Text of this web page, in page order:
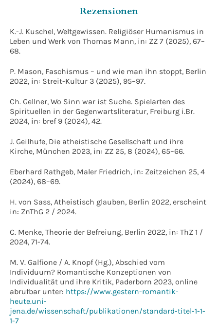
Rezensionen
K.-J. Kuschel, Weltgewissen. Religiöser Humanismus in
Leben und Werk von Thomas Mann, in: ZZ 7 (2025), 67–
68.
P. Mason, Faschismus – und wie man ihn stoppt, Berlin
2022, in: Streit-Kultur 3 (2025), 95–97.
Ch. Gellner, Wo Sinn war ist Suche. Spielarten des
Spirituellen in der Gegenwartsliteratur, Freiburg i.Br.
2024, in: bref 9 (2024), 42.
J. Geilhufe, Die atheistische Gesellschaft und ihre
Kirche, München 2023, in: ZZ 25, 8 (2024), 65–66.
Eberhard Rathgeb, Maler Friedrich, in: Zeitzeichen 25, 4
(2024), 68–69.
H. von Sass, Atheistisch glauben, Berlin 2022, erscheint
in: ZnThG 2 / 2024.
C. Menke, Theorie der Befreiung, Berlin 2022, in: ThZ 1 /
2024, 71-74.
M. V. Galfione / A. Knopf (Hg.), Abschied vom
Individuum? Romantische Konzeptionen von
Individualität und ihre Kritik, Paderborn 2023, online
abrufbar unter: https://www.gestern-romantik-
heute.uni-
jena.de/wissenschaft/publikationen/standard-titel-1-1-
1-7